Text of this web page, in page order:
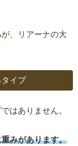
が、リアーナの大
イプ
はありません。
みがあります。